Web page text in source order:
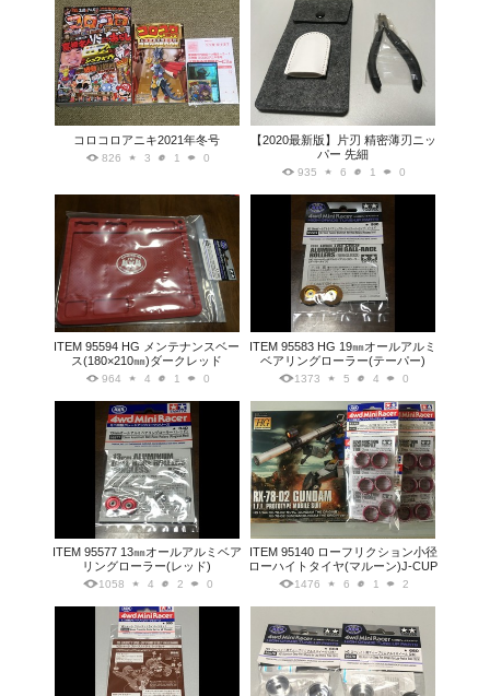
コロコロアニキ2021年冬号
826 3 1 0
【2020最新版】片刃 精密薄刃ニッ
パー 先細
935 6 1 0
ITEM 95594 HG メンテナンスベー
ス(180×210㎜)ダークレッド
964 4 1 0
ITEM 95583 HG 19㎜オールアルミ
ベアリングローラー(テーパー)
1373 5 4 0
ITEM 95577 13㎜オールアルミベア
リングローラー(レッド)
1058 4 2 0
ITEM 95140 ローフリクション小径
ローハイトタイヤ(マルーン)J-CUP
1476 6 1 2